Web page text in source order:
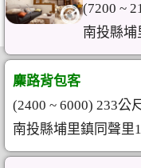
(7200 ~
南投縣埔
麋路背包客
(2400 ~ 6000) 233公
南投縣埔里鎮同聲里